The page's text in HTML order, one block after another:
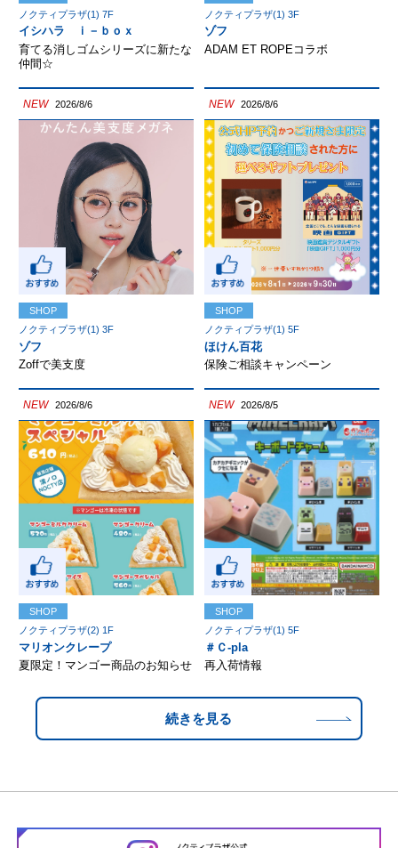
ノクティプラザ(1) 7F
イシハラ ｉ－ｂｏｘ
育てる消しゴムシリーズに新たな
仲間☆
ノクティプラザ(1) 3F
ゾフ
ADAM ET ROPEコラボ
NEW 2026/8/6
SHOP
ノクティプラザ(1) 3F
ゾフ
Zoffで美支度
NEW 2026/8/6
SHOP
ノクティプラザ(1) 5F
ほけん百花
保険ご相談キャンペーン
NEW 2026/8/6
SHOP
ノクティプラザ(2) 1F
マリオンクレープ
夏限定！マンゴー商品のお知らせ
NEW 2026/8/5
SHOP
ノクティプラザ(1) 5F
＃Ｃ-pla
再入荷情報
続きを見る